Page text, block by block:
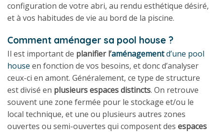
configuration de votre abri, au rendu esthétique désiré,
et à vos habitudes de vie au bord de la piscine.
Comment aménager sa pool house ?
Il est important de planifier l’aménagementd’une pool
house en fonction de vos besoins, et donc d’analyser
ceux-ci en amont. Généralement, ce type de structure
est divisé en plusieurs espaces distincts. On retrouve
souvent une zone fermée pour le stockage et/ou le
local technique, et une ou plusieurs autres zones
ouvertes ou semi-ouvertes qui composent des espaces